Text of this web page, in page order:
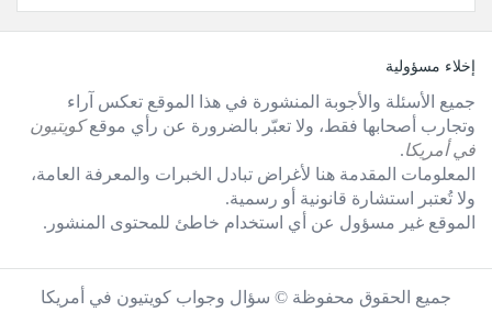
الفوترإخلاء مسؤولية
جميع الأسئلة والأجوبة المنشورة في هذا الموقع تعكس آراء
وتجارب أصحابها فقط، ولا تعبّر بالضرورة عن رأي موقعكويتيون
في أمريكا.
المعلومات المقدمة هنا لأغراض تبادل الخبرات والمعرفة العامة،
ولا تُعتبر استشارة قانونية أو رسمية.
الموقع غير مسؤول عن أي استخدام خاطئ للمحتوى المنشور.
جميع الحقوق محفوظة © سؤال وجواب كويتيون في أمريكا